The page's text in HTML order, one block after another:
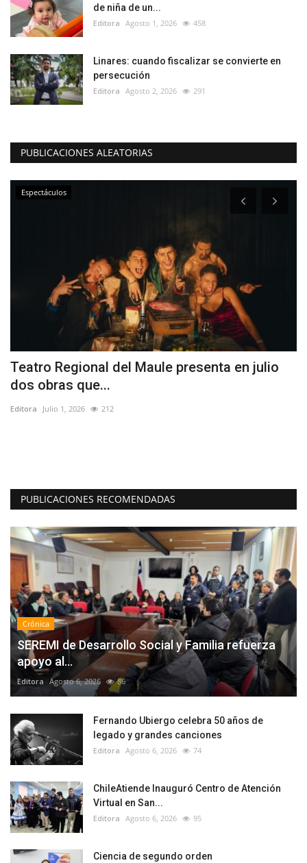
de niña de un...
Editora Agosto 1, 2026 458
Linares: cuando fiscalizar se convierte en
persecución
Editora Agosto 2, 2026 291
PUBLICACIONES ALEATORIAS
Espectáculos
Teatro Regional del Maule presenta en julio
dos obras que...
Editora Julio 1, 2026 212
PUBLICACIONES RECOMENDADAS
Crónica
SEREMI de Desarrollo Social y Familia refuerza
apoyo al...
Editora Agosto 6, 2026 86
Fernando Ubiergo celebra 50 años de
legado y grandes canciones
Editora Agosto 6, 2026 74
ChileAtiende Inauguró Centro de Atención
Virtual en San...
Editora Agosto 6, 2026 95
Ciencia de segundo orden